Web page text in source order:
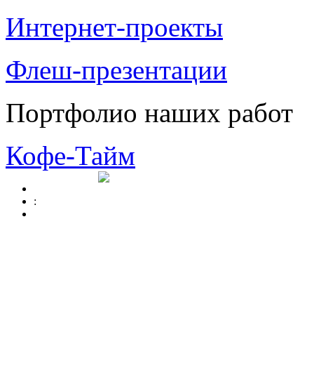
Интернет-проекты
Флеш-презентации
Портфолио наших работ
Кофе-Тайм
: